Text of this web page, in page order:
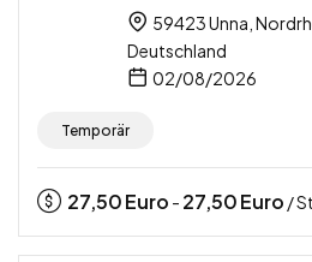
59423 Unna,
Deutschland
02/08/2026
Temporär
27,50Euro - 27,50Euro /